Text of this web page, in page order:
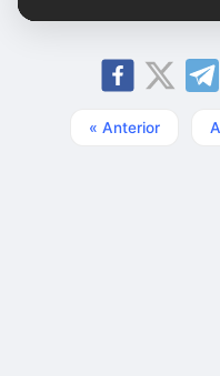
« Anterior